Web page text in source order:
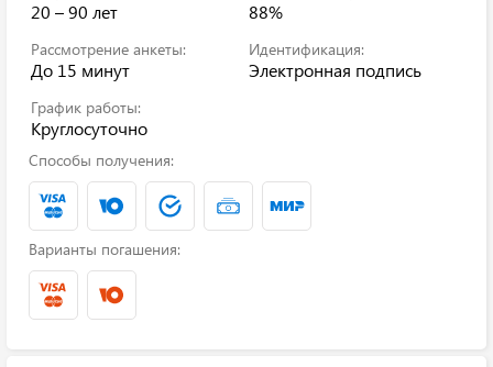
20 – 90 лет 88%
Рассмотрение анкеты:
До 15 минут
Идентификация:
Электронная подпись
График работы:
Круглосуточно
Способы получения:
Варианты погашения: